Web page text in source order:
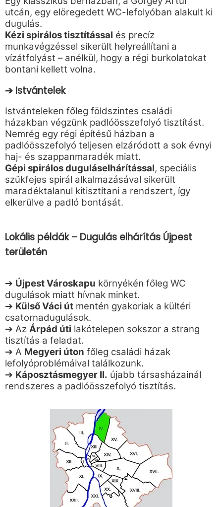
utcán, egy elöregedett WC-lefolyóban alakult ki
dugulás.
Kézi spirálos tisztítással és precíz
munkavégzéssel sikerült helyreállítani a
vízátfolyást – anélkül, hogy a régi burkolatokat
bontani kellett volna.
➔ Istvántelek
Istvánteleken főleg földszintes családi
házakban végzünk padlóösszefolyó tisztítást.
Nemrég egy régi építésű házban a
padlóösszefolyó teljesen elzáródott a sok évnyi
haj- és szappanmaradék miatt.
Gépi spirálos duguláselhárítással, speciális
szűkfejes spirál alkalmazásával sikerült
maradéktalanul kitisztítani a rendszert, így
elkerülve a padló bontását.
Lokális példák – Dugulás elhárítás Újpest
területén
➔ Újpest Városkapu környékén főleg WC
dugulások miatt hívnak minket.
➔ Külső Váci út mentén gyakoriak a kültéri
csatornadugulások.
➔ Az Árpád úti lakótelepen sokszor a strang
tisztítás a feladat.
➔ A Megyeri úton főleg családi házak
lefolyóproblémáival találkozunk.
➔ Káposztásmegyer II. újabb társasházainál
rendszeres a padlóösszefolyó tisztítás.